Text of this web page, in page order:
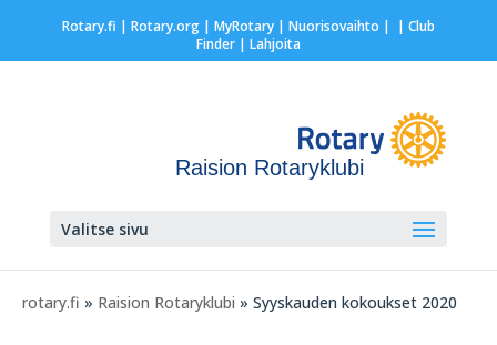
Rotary.fi | Rotary.org| MyRotary | Nuorisovaihto | | Club
Finder| Lahjoita
Raision Rotaryklubi
Valitse sivu
rotary.fi » Raision Rotaryklubi » Syyskauden kokoukset 2020